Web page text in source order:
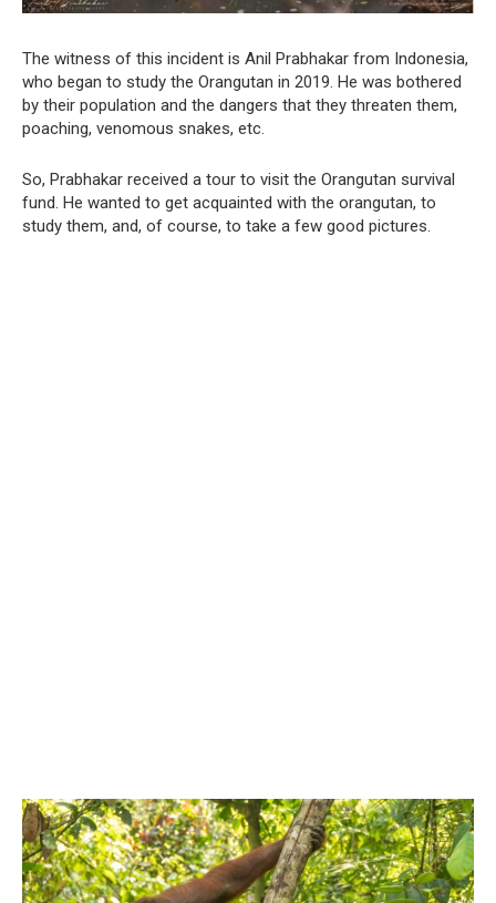
The witness of this incident is Anil Prabhakar from Indonesia,
who began to study the Orangutan in 2019. He was bothered
by their population and the dangers that they threaten them,
poaching, venomous snakes, etc.
So, Prabhakar received a tour to visit the Orangutan survival
fund. He wanted to get acquainted with the orangutan, to
study them, and, of course, to take a few good pictures.